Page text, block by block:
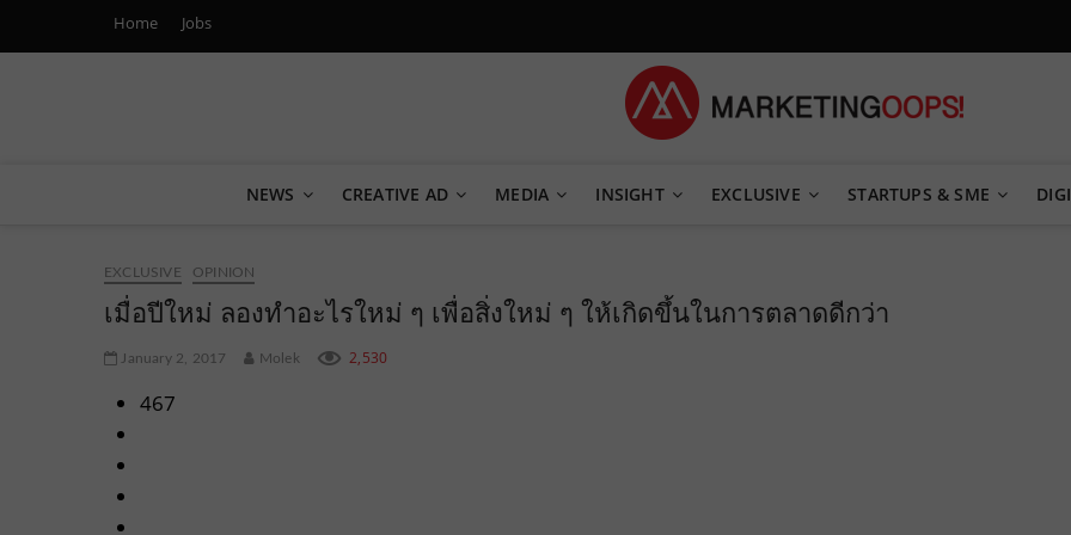
Home Jobs
Marketing Oops!
NEWS CREATIVE AD MEDIA INSIGHT EXCLUSIVE STARTUPS & SME
EXCLUSIVE OPINION
เมื่อปีใหม่ ลองทำอะไรใหม่ ๆ เพื่อสิ่งใหม่ ๆ ให้เกิดขึ้นในการตลาดดีกว่า
January 2, 2017 Molek 2,530
467